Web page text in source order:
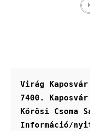
Virág
7400. Kaposvár
Kőrösi Csoma
Információ/